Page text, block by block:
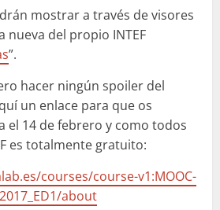
mostrar a través de visores
nueva del propio INTEF
”.
hacer ningún spoiler del
un enlace para que os
el 14 de febrero y como todos
es totalmente gratuito:
courses/course-v1:MOOC-
about